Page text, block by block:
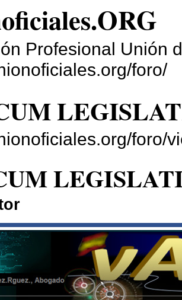
Profesional Unión
foro/
foro/